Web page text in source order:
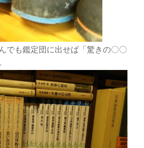
でも鑑定団に出せば「驚きの〇〇